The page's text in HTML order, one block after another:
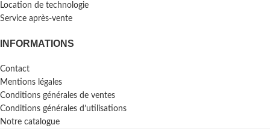
Location de technologie
Service après-vente
INFORMATIONS
Contact
Mentions légales
Conditions générales de ventes
Conditions générales d’utilisations
Notre catalogue